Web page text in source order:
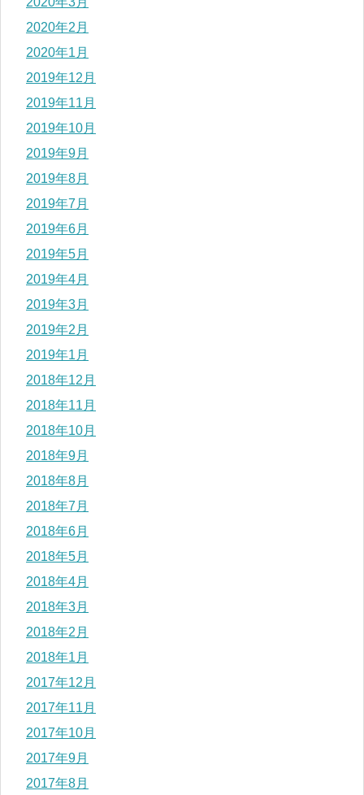
2020年2月
2020年1月
2019年12月
2019年11月
2019年10月
2019年9月
2019年8月
2019年7月
2019年6月
2019年5月
2019年4月
2019年3月
2019年2月
2019年1月
2018年12月
2018年11月
2018年10月
2018年9月
2018年8月
2018年7月
2018年6月
2018年5月
2018年4月
2018年3月
2018年2月
2018年1月
2017年12月
2017年11月
2017年10月
2017年9月
2017年8月